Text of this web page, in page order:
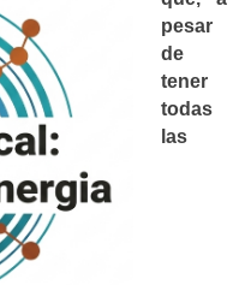
pesar
de
tener
todas
las